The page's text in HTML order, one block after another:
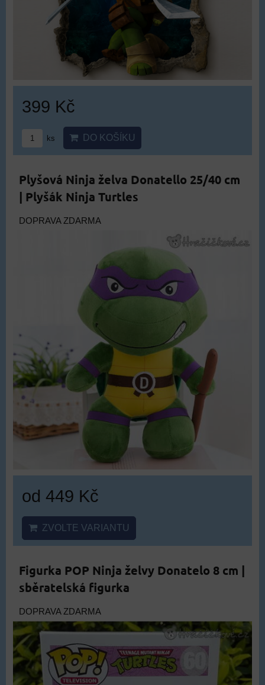
399 Kč
ks DO KOŠÍKU
Plyšová Ninja želva Donatello 25/40 cm
| Plyšák Ninja Turtles
DOPRAVA ZDARMA
od 449 Kč
ZVOLTE VARIANTU
Figurka POP Ninja želvy Donatelo 8 cm |
sběratelská figurka
DOPRAVA ZDARMA